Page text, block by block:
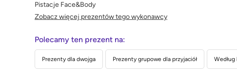
Pistacje Face&Body
Zobacz więcej prezentów tego wykonawcy
Polecamy ten prezent na:
Prezenty dla dwojga Prezenty grupowe dla przyjaciół